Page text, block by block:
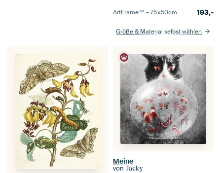
ArtFrame™ –75×50cm 193,-
Größe & Material selbst wählen
Meine
von Jacky